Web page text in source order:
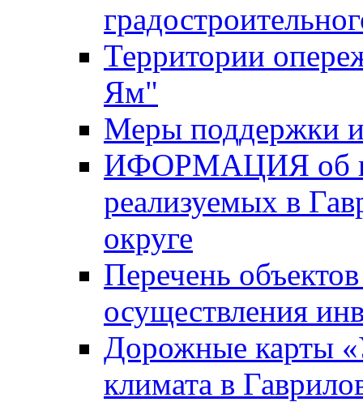
Территории
Ям"
Меры поддержки
ИФОРМАЦИЯ об
реализуемых в
округе
Перечень
осуществления
Дорожные карты
климата в